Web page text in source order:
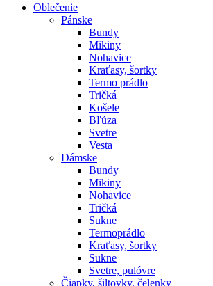
Oblečenie
Pánske
Bundy
Mikiny
Nohavice
Kraťasy, šortky
Termo prádlo
Tričká
Košele
Bľúza
Svetre
Vesta
Dámske
Bundy
Mikiny
Nohavice
Tričká
Sukne
Termoprádlo
Kraťasy, šortky
Sukne
Svetre, pulóvre
Čiapky, šiltovky, čelenky